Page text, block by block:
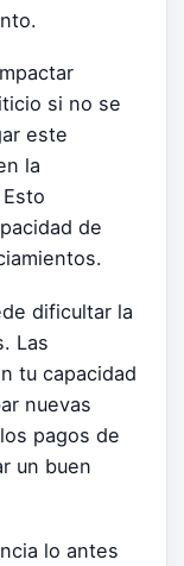
si no se
este
la
de
dificultar la
Las
tu capacidad
nuevas
pagos de
un buen
lo antes